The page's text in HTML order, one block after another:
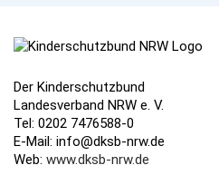
Der Kinderschutzbund
Landesverband NRW e. V.
Tel: 0202 7476588-0
E-Mail: info@dksb-nrw.de
Web: www.dksb-nrw.de